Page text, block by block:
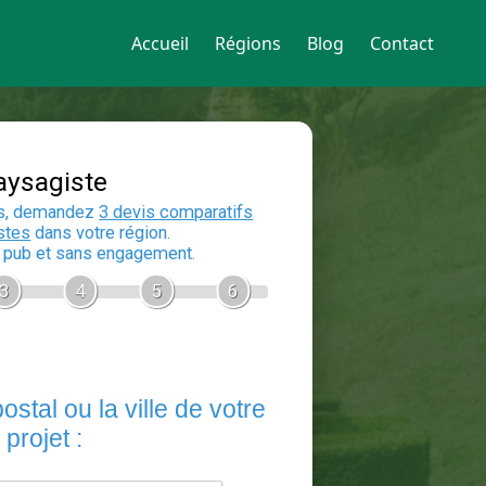
Accueil Régions Blog Contact
Devis Paysagiste
En 5 minutes, demandez
auxpaysagistesdans votre région.
Gratuit, sans pub et sans engagement.